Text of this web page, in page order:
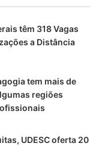
têm 318 Vagas
a Distância
tem mais de
regiões
UDESC oferta 20